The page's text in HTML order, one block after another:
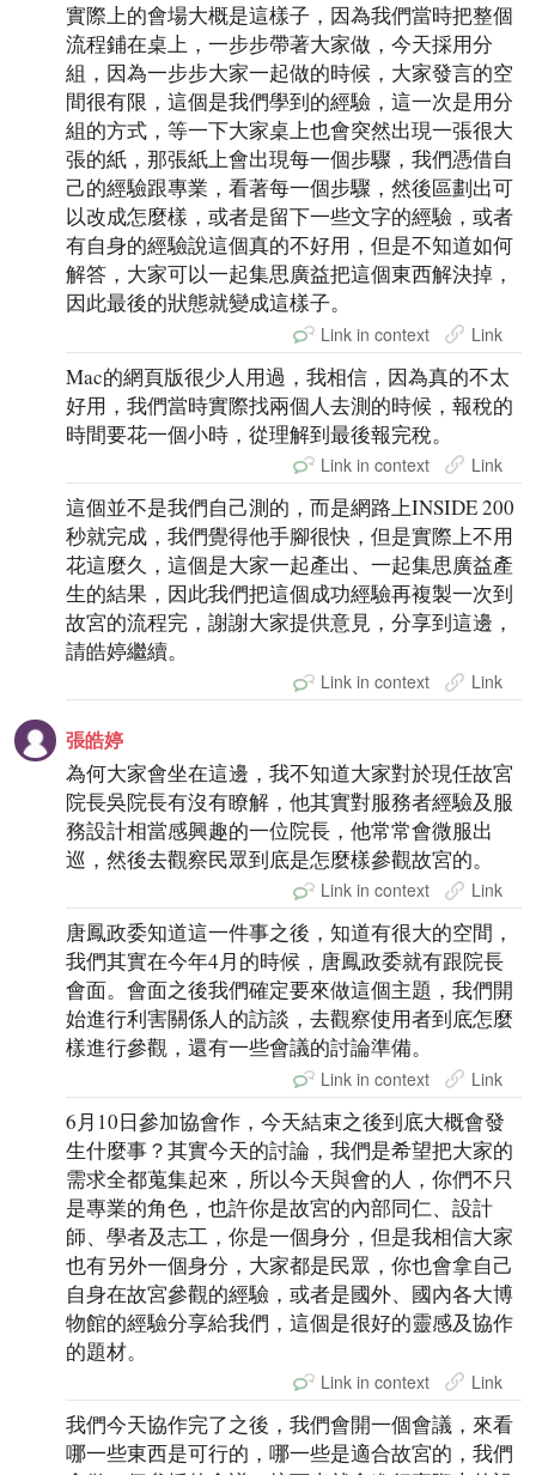
實際上的會場大概是這樣子，因為我們當時把整個
流程鋪在桌上，一步步帶著大家做，今天採用分
組，因為一步步大家一起做的時候，大家發言的空
間很有限，這個是我們學到的經驗，這一次是用分
組的方式，等一下大家桌上也會突然出現一張很大
張的紙，那張紙上會出現每一個步驟，我們憑借自
己的經驗跟專業，看著每一個步驟，然後區劃出可
以改成怎麼樣，或者是留下一些文字的經驗，或者
有自身的經驗說這個真的不好用，但是不知道如何
解答，大家可以一起集思廣益把這個東西解決掉，
因此最後的狀態就變成這樣子。
Link in context Link
Mac的網頁版很少人用過，我相信，因為真的不太
好用，我們當時實際找兩個人去測的時候，報稅的
時間要花一個小時，從理解到最後報完稅。
Link in context Link
這個並不是我們自己測的，而是網路上INSIDE 200
秒就完成，我們覺得他手腳很快，但是實際上不用
花這麼久，這個是大家一起產出、一起集思廣益產
生的結果，因此我們把這個成功經驗再複製一次到
故宮的流程完，謝謝大家提供意見，分享到這邊，
請皓婷繼續。
Link in context Link
張皓婷
為何大家會坐在這邊，我不知道大家對於現任故宮
院長吳院長有沒有瞭解，他其實對服務者經驗及服
務設計相當感興趣的一位院長，他常常會微服出
巡，然後去觀察民眾到底是怎麼樣參觀故宮的。
Link in context Link
唐鳳政委知道這一件事之後，知道有很大的空間，
我們其實在今年4月的時候，唐鳳政委就有跟院長
會面。會面之後我們確定要來做這個主題，我們開
始進行利害關係人的訪談，去觀察使用者到底怎麼
樣進行參觀，還有一些會議的討論準備。
Link in context Link
6月10日參加協會作，今天結束之後到底大概會發
生什麼事？其實今天的討論，我們是希望把大家的
需求全都蒐集起來，所以今天與會的人，你們不只
是專業的角色，也許你是故宮的內部同仁、設計
師、學者及志工，你是一個身分，但是我相信大家
也有另外一個身分，大家都是民眾，你也會拿自己
自身在故宮參觀的經驗，或者是國外、國內各大博
物館的經驗分享給我們，這個是很好的靈感及協作
的題材。
Link in context Link
我們今天協作完了之後，我們會開一個會議，來看
哪一些東西是可行的，哪一些是適合故宮的，我們